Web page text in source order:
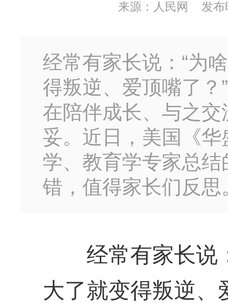
来源： 人民网 发布
经常有家长说：“为
得叛逆、爱顶嘴了？
在陪伴成长、与之
妥。近日，美国《
学、教育学专家总
错，值得家长们反思
经常有家长说：
大了就变得叛逆、